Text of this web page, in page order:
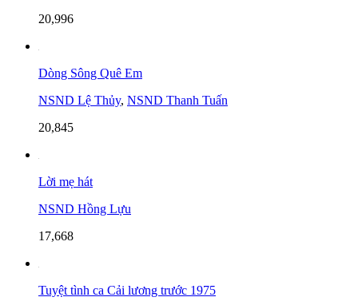
20,996
Dòng Sông Quê Em
NSND Lệ Thủy, NSND Thanh Tuấn
20,845
Lời mẹ hát
NSND Hồng Lựu
17,668
Tuyệt tình ca Cải lương trước 1975